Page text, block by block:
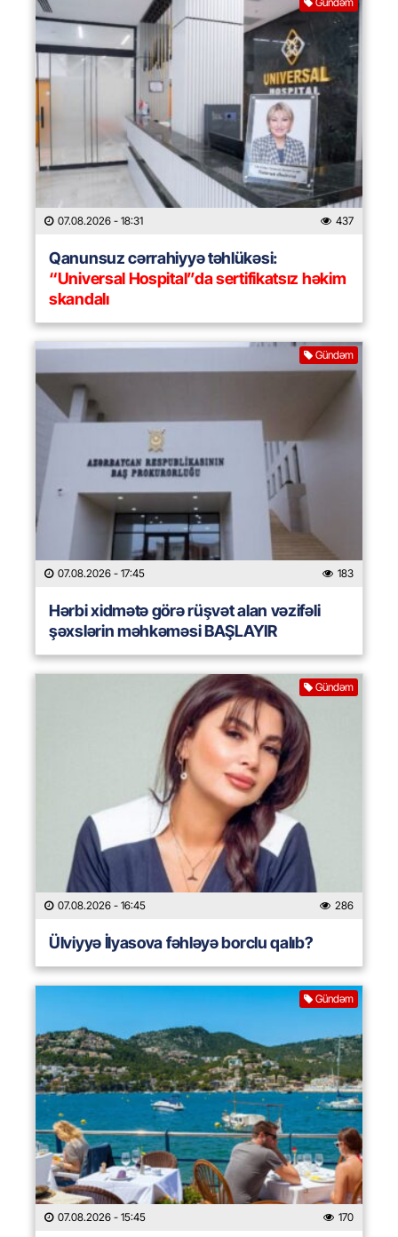
07.08.2026 - 18:31 437
Qanunsuz cərrahiyyə təhlükəsi:
“Universal Hospital”da sertifikatsız həkim
skandalı
Gündəm
07.08.2026 - 17:45 183
Hərbi xidmətə görə rüşvət alan vəzifəli
şəxslərin məhkəməsi BAŞLAYIR
Gündəm
07.08.2026 - 16:45 286
Ülviyyə İlyasova fəhləyə borclu qalıb?
Gündəm
07.08.2026 - 15:45 170